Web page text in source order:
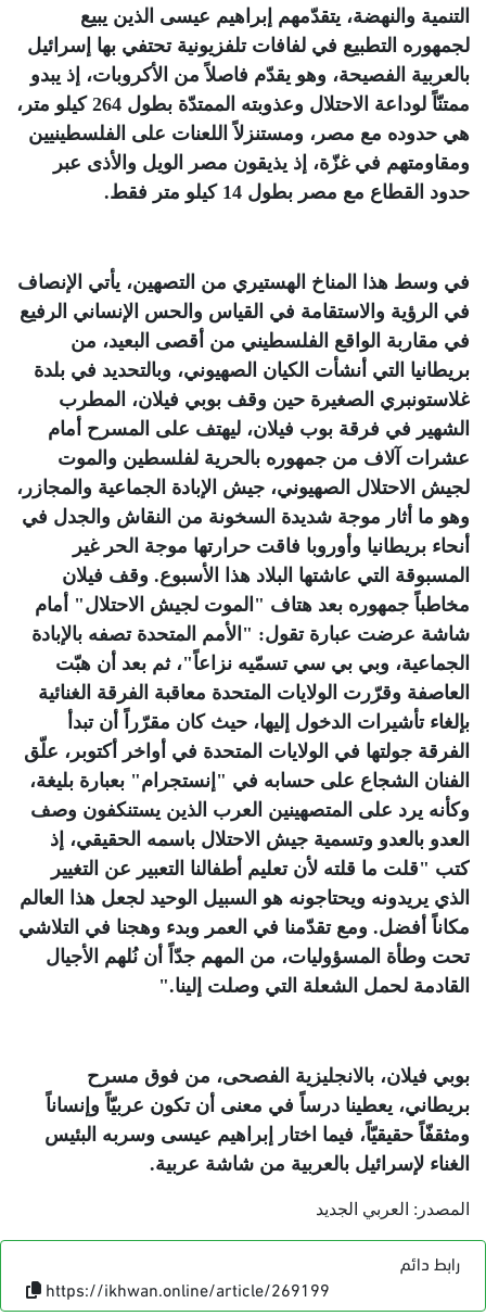
التنمية والنهضة، يتقدّمهم إبراهيم عيسى الذين يبيع
لجمهوره التطبيع في لفافات تلفزيونية تحتفي بها إسرائيل
بالعربية الفصيحة، وهو يقدّم فاصلاً من الأكروبات، إذ يبدو
ممتنّاً لوداعة الاحتلال وعذوبته الممتدّة بطول 264 كيلو متر،
هي حدوده مع مصر، ومستنزلاً اللعنات على الفلسطينيين
ومقاومتهم في غزّة، إذ يذيقون مصر الويل والأذى عبر
حدود القطاع مع مصر بطول 14 كيلو متر فقط
.
في وسط هذا المناخ الهستيري من التصهين، يأتي الإنصاف
في الرؤية والاستقامة في القياس والحس الإنساني الرفيع
في مقاربة الواقع الفلسطيني من أقصى البعيد، من
بريطانيا التي أنشأت الكيان الصهيوني، وبالتحديد في بلدة
غلاستونبري الصغيرة حين وقف بوبي فيلان، المطرب
الشهير في فرقة بوب فيلان، ليهتف على المسرح أمام
عشرات آلاف من جمهوره بالحرية لفلسطين والموت
لجيش الاحتلال الصهيوني، جيش الإبادة الجماعية والمجازر،
وهو ما أثار موجة شديدة السخونة من النقاش والجدل في
أنحاء بريطانيا وأوروبا فاقت حرارتها موجة الحر غير
المسبوقة التي عاشتها البلاد هذا الأسبوع. وقف فيلان
مخاطباً جمهوره بعد هتاف "الموت لجيش الاحتلال" أمام
شاشة عرضت عبارة تقول: "الأمم المتحدة تصفه بالإبادة
الجماعية، وبي بي سي تسمّيه نزاعاً"، ثم بعد أن هبّت
العاصفة وقرّرت الولايات المتحدة معاقبة الفرقة الغنائية
بإلغاء تأشيرات الدخول إليها، حيث كان مقرّراً أن تبدأ
الفرقة جولتها في الولايات المتحدة في أواخر أكتوبر، علّق
الفنان الشجاع على حسابه في "إنستجرام" بعبارة بليغة،
وكأنه يرد على المتصهينين العرب الذين يستنكفون وصف
العدو بالعدو وتسمية جيش الاحتلال باسمه الحقيقي، إذ
كتب "قلت ما قلته لأن تعليم أطفالنا التعبير عن التغيير
الذي يريدونه ويحتاجونه هو السبيل الوحيد لجعل هذا العالم
مكاناً أفضل. ومع تقدّمنا في العمر وبدء وهجنا في التلاشي
تحت وطأة المسؤوليات، من المهم جدّاً أن نُلهم الأجيال
القادمة لحمل الشعلة التي وصلت إلينا".
بوبي فيلان، بالانجليزية الفصحى، من فوق مسرح
بريطاني، يعطينا درساً في معنى أن تكون عربيّاً وإنساناً
ومثقفّاً حقيقيّاً، فيما اختار إبراهيم عيسى وسربه البئيس
الغناء لإسرائيل بالعربية من شاشة عربية.
المصدر: العربي الجديد
رابط دائم
https://ikhwan.online/article/269199